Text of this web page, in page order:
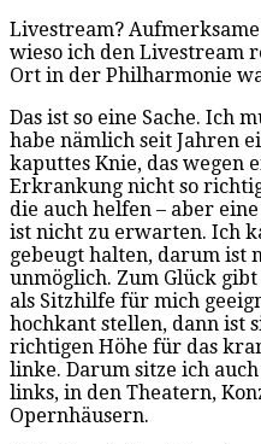
Livestream?
wieso ich den Livestream
Ort in der Philharmonie
Das ist so eine Sache. Ich
habe nämlich seit Jahren
kaputtes Knie, das wegen
Erkrankung nicht so
die auch helfen – aber
ist nicht zu erwarten. Ich
gebeugt halten, darum ist
unmöglich. Zum Glück
als Sitzhilfe für mich
hochkant stellen, dann ist
richtigen Höhe für das
linke. Darum sitze ich
links, in den Theatern,
Opernhäusern.